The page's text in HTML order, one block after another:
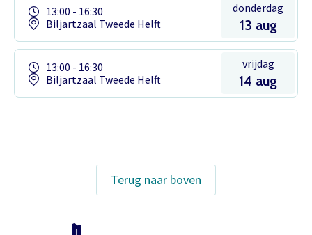
Inloggen
voorstellingen.
waardoor per voorstelling maar één
13:00 - 16:30
Biljartzaal Tweede Helft
donderdag
13 aug
13:00 - 16:30
Biljartzaal Tweede Helft
vrijdag
14 aug
Terug naar boven